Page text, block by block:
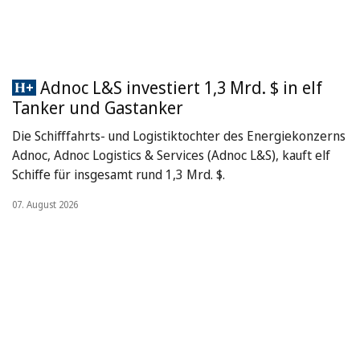
Adnoc L&S investiert 1,3 Mrd. $ in elf
Tanker und Gastanker
Die Schifffahrts- und Logistiktochter des Energiekonzerns
Adnoc, Adnoc Logistics & Services (Adnoc L&S), kauft elf
Schiffe für insgesamt rund 1,3 Mrd. $.
07. August 2026